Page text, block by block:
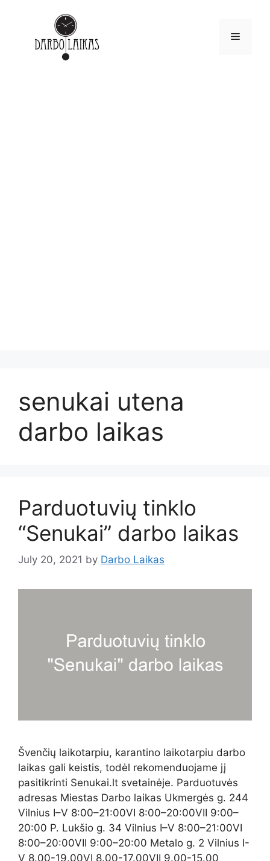
senukai utena
darbo laikas
Parduotuvių tinklo
“Senukai” darbo laikas
July 20, 2021 by Darbo Laikas
Švenčių laikotarpiu, karantino laikotarpiu darbo
laikas gali keistis, todėl rekomenduojame jį
pasitikrinti Senukai.lt svetainėje. Parduotuvės
adresas Miestas Darbo laikas Ukmergės g. 244
Vilnius I–V 8:00–21:00VI 8:00–20:00VII 9:00–
20:00 P. Lukšio g. 34 Vilnius I–V 8:00–21:00VI
8:00–20:00VII 9:00–20:00 Metalo g. 2 Vilnius I-
V 8.00-19.00VI 8.00-17.00VII 9.00-15.00